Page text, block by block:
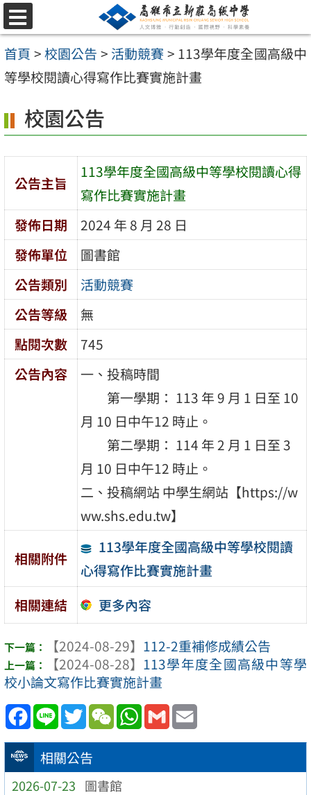
跳
至
主
要
容
區
選
單
首頁 >校園公告 > 活動競賽 > 113學年度全國高級中
等學校閱讀心得寫作比賽實施計畫
相關公告
2026-07-23 圖書館
校園公告
公告主旨
113學年度全國高級中等學校閱讀心得
寫作比賽實施計畫
發佈日期
2024 年 8 月 28 日
發佈單位
圖書館
公告類別
活動競賽
公告等級
無
點閱次數
745
公告內容
一、投稿時間
第一學期： 113 年 9 月 1 日至 10
月 10 日中午12 時止。
第二學期： 114 年 2 月 1 日至 3
月 10 日中午12 時止。
二、投稿網站 中學生網站【https://w
ww.shs.edu.tw】
相關附件
113學年度全國高級中等學校閱讀
心得寫作比賽實施計畫
相關連結
更多內容
【2024-08-29】 112-2重補修成績公告
【2024-08-28】 113學年度全國高級中等學
校小論文寫作比賽實施計畫
Facebook
Line TwitterWeChatWhatsApp
Gmail